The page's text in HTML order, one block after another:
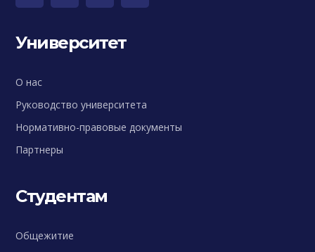
Университет
О нас
Руководство университета
Нормативно-правовые документы
Партнеры
Студентам
Общежитие